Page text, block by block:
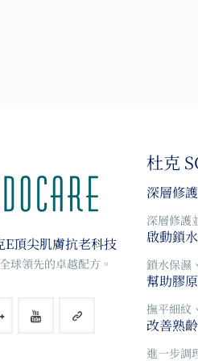
E頂尖肌膚抗老科技
球領先的卓越配方。
杜克
深層修護
深層修護
啟動鎖
鎖水保濕
幫助膠
撫平細紋
改善熟
進一步調